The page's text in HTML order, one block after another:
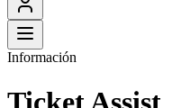
Información